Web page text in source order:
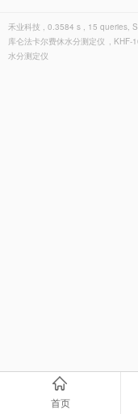
禾业科技 , 0.3584 s , 15 queries,
库仑法卡尔费休水分测定仪 , KHF-
水分测定仪
首页